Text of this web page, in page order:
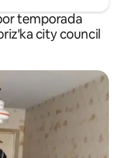
temporada
city council